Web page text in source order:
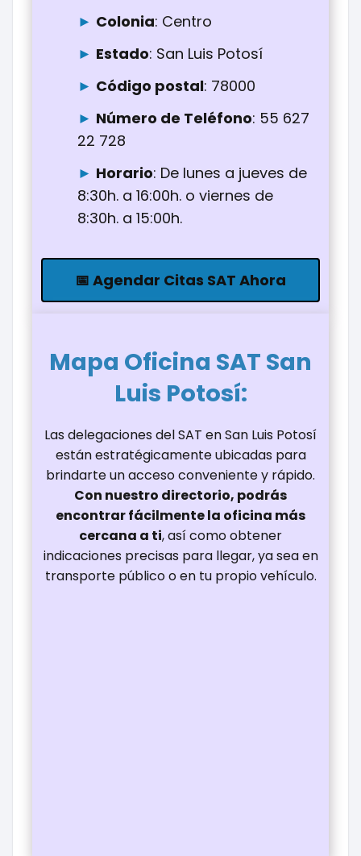
Colonia: Centro
Estado: San Luis Potosí
Código postal: 78000
Número de Teléfono: 55 627
22 728
Horario: De lunes a jueves de
8:30h. a 16:00h. o viernes de
8:30h. a 15:00h.
📅 Agendar Citas SAT Ahora
Mapa Oficina SAT San
Luis Potosí:
Las delegaciones del SAT en San Luis Potosí
están estratégicamente ubicadas para
brindarte un acceso conveniente y rápido.
Con nuestro directorio, podrás
encontrar fácilmente la oficina más
cercana a ti, así como obtener
indicaciones precisas para llegar, ya sea en
transporte público o en tu propio vehículo.